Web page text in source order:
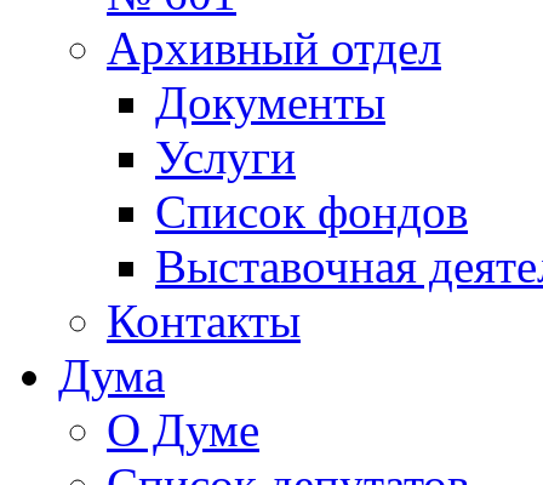
Архивный отдел
Документы
Услуги
Список фондов
Выставочная
Контакты
Дума
О Думе